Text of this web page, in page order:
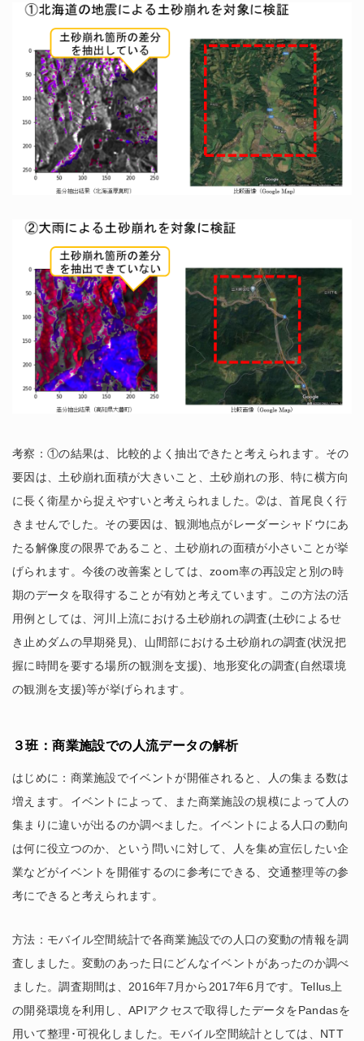
考察：①の結果は、比較的よく抽出できたと考えられます。その
要因は、土砂崩れ面積が大きいこと、土砂崩れの形、特に横方向
に長く衛星から捉えやすいと考えられました。➁は、首尾良く行
きませんでした。その要因は、観測地点がレーダーシャドウにあ
たる解像度の限界であること、土砂崩れの面積が小さいことが挙
げられます。今後の改善案としては、zoom率の再設定と別の時
期のデータを取得することが有効と考えています。この方法の活
用例としては、河川上流における土砂崩れの調査(土砂によるせ
き止めダムの早期発見)、山間部における土砂崩れの調査(状況把
握に時間を要する場所の観測を支援)、地形変化の調査(自然環境
の観測を支援)等が挙げられます。
３班：商業施設での人流データの解析
はじめに：商業施設でイベントが開催されると、人の集まる数は
増えます。イベントによって、また商業施設の規模によって人の
集まりに違いが出るのか調べました。イベントによる人口の動向
は何に役立つのか、という問いに対して、人を集め宣伝したい企
業などがイベントを開催するのに参考にできる、交通整理等の参
考にできると考えられます。
方法：モバイル空間統計で各商業施設での人口の変動の情報を調
査しました。変動のあった日にどんなイベントがあったのか調べ
ました。調査期間は、2016年7月から2017年6月です。Tellus上
の開発環境を利用し、APIアクセスで取得したデータをPandasを
用いて整理･可視化しました。モバイル空間統計としては、NTT